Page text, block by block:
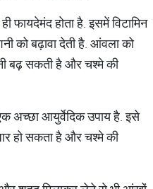
होता है. इसमें विटामिन
को बढ़ावा देती है. आंवला को
बढ़ सकती है और चश्मे की
अच्छा आयुर्वेदिक उपाय है. इसे
हो सकता है और चश्मे की